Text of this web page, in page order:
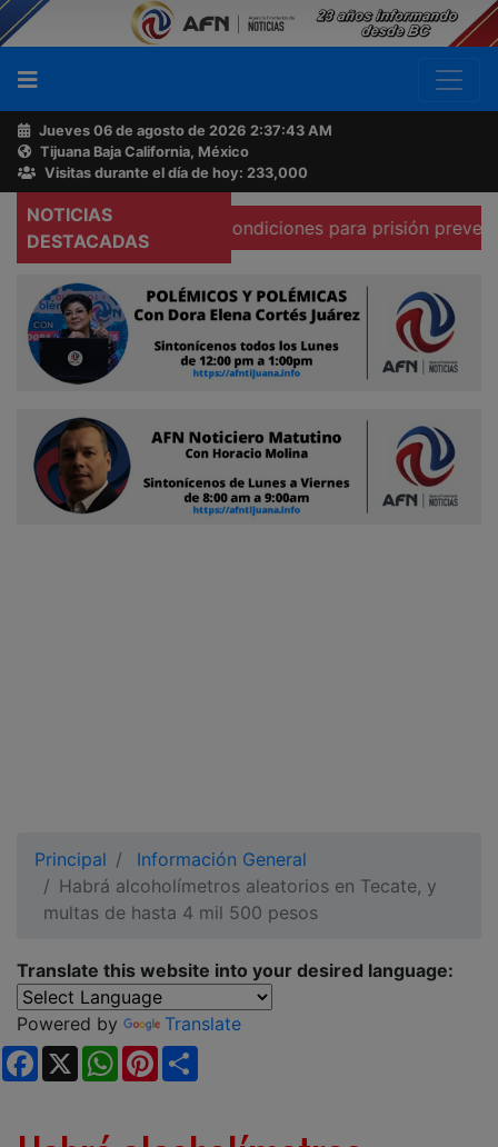
Jueves 06 de agosto de 2026 2:37:44 AM
Tijuana Baja California, México
Visitas durante el día de hoy: 233,000
NOTICIAS
DESTACADAS
que existen condiciones para prisión preventiva
Principal
Información General
Habrá alcoholímetros aleatorios en Tecate, y
multas de hasta 4 mil 500 pesos
Translate this website into your desired language:
Powered by
Translate
Facebook
X WhatsApp
Pinterest
Buscador
Acerca
de
AFN
Ventas
Contacto
Reportero
Ciudadano